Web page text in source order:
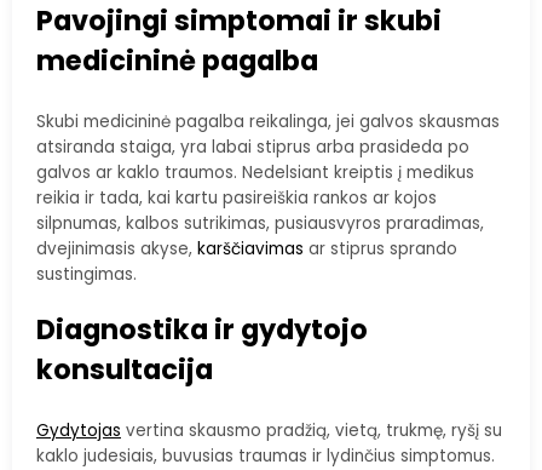
Pavojingi simptomai ir skubi
medicininė pagalba
Skubi medicininė pagalba reikalinga, jei galvos skausmas
atsiranda staiga, yra labai stiprus arba prasideda po
galvos ar kaklo traumos. Nedelsiant kreiptis į medikus
reikia ir tada, kai kartu pasireiškia rankos ar kojos
silpnumas, kalbos sutrikimas, pusiausvyros praradimas,
dvejinimasis akyse, karščiavimas ar stiprus sprando
sustingimas.
Diagnostika ir gydytojo
konsultacija
Gydytojas vertina skausmo pradžią, vietą, trukmę, ryšį su
kaklo judesiais, buvusias traumas ir lydinčius simptomus.